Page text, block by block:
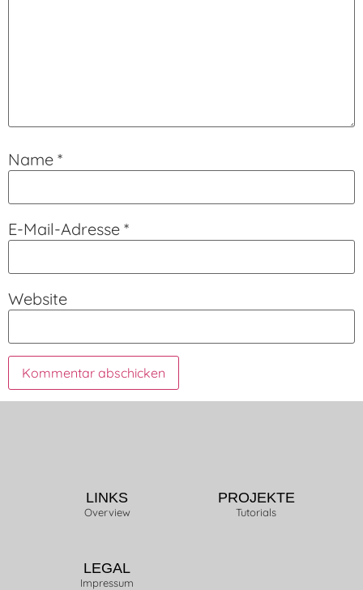
Name *
E-Mail-Adresse *
Website
LINKS
Overview
PROJEKTE
Tutorials
LEGAL
Impressum